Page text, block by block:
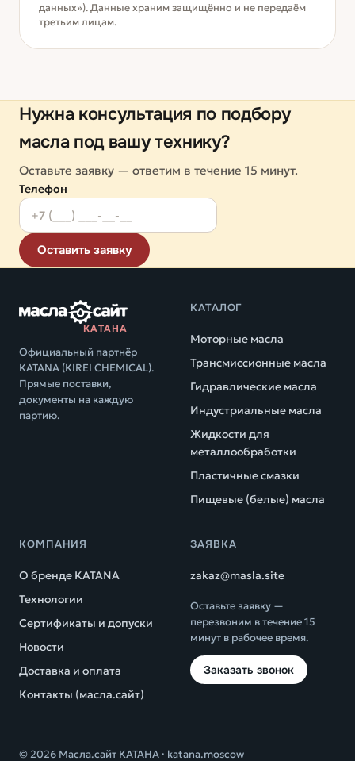
данных»). Данные храним защищённо и не передаём
третьим лицам.
Нужна консультация по подбору
масла под вашу технику?
Оставьте заявку — ответим в течение 15 минут.
Телефон
Оставить заявку
КАТАНА
Официальный партнёр
KATANA (KIREI CHEMICAL).
Прямые поставки,
документы на каждую
партию.
КАТАЛОГ
Моторные масла
Трансмиссионные масла
Гидравлические масла
Индустриальные масла
Жидкости для
металлообработки
Пластичные смазки
Пищевые (белые) масла
КОМПАНИЯ
О бренде KATANA
Технологии
Сертификаты и допуски
Новости
Доставка и оплата
Контакты (масла.сайт)
ЗАЯВКА
zakaz@masla.site
Оставьте заявку —
перезвоним в течение 15
минут в рабочее время.
Заказать звонок
© 2026 Масла.сайт КАТАНА · katana.moscow